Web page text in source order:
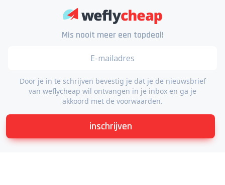
Mis nooit meer een topdeal!
Door je in te schrijven bevestig je dat je de nieuwsbrief
van weflycheap wil ontvangen in je inbox en ga je
akkoord met de voorwaarden.
inschrijven